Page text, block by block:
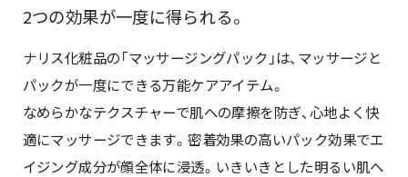
2つの効果が一度に得られる。
ナリス化粧品の「マッサージングパック」は、マッサージと
パックが一度にできる万能ケアアイテム。
なめらかなテクスチャーで肌への摩擦を防ぎ、心地よく快
適にマッサージできます。密着効果の高いパック効果でエ
イジング成分が顔全体に浸透。いきいきとした明るい肌へ